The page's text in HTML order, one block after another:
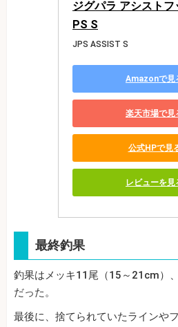
ジグパラ アシスト
PS S
JPS ASSIST S
Amazonで見
楽天市場で見
公式HPで見
レビューを見
最終釣果
釣果はメッキ11尾（15～21cm）
だった。
最後に、捨てられていたラインや